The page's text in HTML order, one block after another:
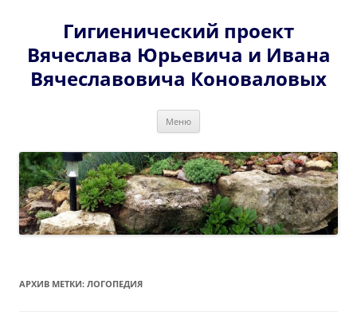
содержимомуГигиенический проект
Вячеслава Юрьевича и Ивана
Вячеславовича Коноваловых
Меню
АРХИВ МЕТКИ: ЛОГОПЕДИЯ